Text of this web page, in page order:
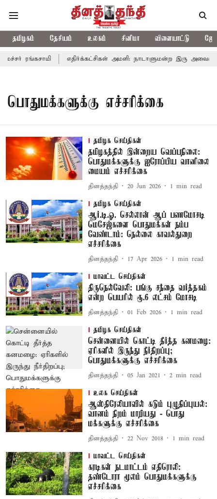
தமிழகம் தேசியம் உலகம் சினிமா விளையாட்டு
ரங்கசாமி எதிர்க்கட்சிகள் அமளி: நாடாளுமன்ற இரு
பொதுமக்களுக்கு எச்சரிக்கை
தமிழக செய்திகள்
தமிழகத்தில் இன்றைய வெப்பநிலை:
பொதுமக்களுக்கு ஐரோப்பிய வானிலை
மையம் எச்சரிக்கை
தினத்தந்தி 20 Jun 2026 1 min read
தமிழக செய்திகள்
ஆர்.டி.ஓ. செல்லான் ஆப் பணமோசடி
மெசேஜ்களை பொதுமக்கள் நம்ப
வேண்டாம்: நெல்லை காவல்துறை
எச்சரிக்கை
தினத்தந்தி 17 Apr 2026 1 min read
மாவட்ட செய்திகள்
திருநெல்வேலி: பங்கு சந்தை வர்த்தகம்
என்ற பெயரில் ரூ.6 லட்சம் மோசடி
தினத்தந்தி 01 Feb 2026 1 min read
தமிழக செய்திகள்
சென்னையில் கொட்டி தீர்த்த கனமழை:
ஏரிகளில் இருந்து நீர்திறப்பு;
பொதுமக்களுக்கு எச்சரிக்கை
தினத்தந்தி 05 Jan 2021 2 min read
உலக செய்திகள்
ஆஸ்திரேலியாவில் கடும் புழுதிப்புயல்:
வானம் நிறம் மாறியது - பொது
மக்களுக்கு எச்சரிக்கை
தினத்தந்தி 22 Nov 2018 1 min read
மாவட்ட செய்திகள்
கரடிகள் நடமாட்டம் எதிரொலி:
தண்டோரா மூலம் பொதுமக்களுக்கு
எச்சரிக்கை